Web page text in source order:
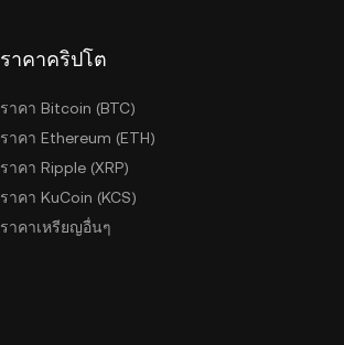
ราคาคริปโต
ราคา Bitcoin (BTC)
ราคา Ethereum (ETH)
ราคา Ripple (XRP)
ราคา KuCoin (KCS)
ราคาเหรียญอื่นๆ